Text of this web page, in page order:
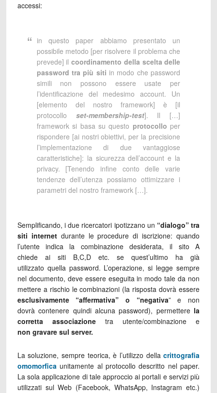
accessi:
in questo paper abbiamo presentato un
possibile metodo [per risolvere il problema che
prevede] ilcoordinamento della scelta delle
password tra più siti in modo che password
simili non possono essere usate per
l’identificazione del medesimo account. Un
[elemento del nostro framework] è [il
protocollo set-membership-test]. Il […]
framework si basa su questo protocollo per
rispondere [ai nostri obiettivi, per la precisione
l’implementazione di due vantaggiose
caratteristiche]: la sicurezza dell’account e la
privacy. [Tenendo infine conto delle varie
tendenze dell’utenza possiamo ottimizzare i
parametri del nostro framework […].
Semplificando, i due ricercatori ipotizzano un “dialogo” tra
siti internetdurante le procedure di iscrizione: quando
l’utente indica la combinazione desiderata, il sito A
chiede ai siti B,C,D etc. se quest’ultimo ha già
utilizzato quella password. L’operazione, si legge sempre
nel documento, deve essere eseguita in modo tale da non
mettere a rischio le combinazioni (la risposta dovrà essere
esclusivamente “affermativa” o “negativa” e non
dovrà contenere quindi alcuna password), permettere la
corretta associazionetra utente/combinazione e
non gravare sul server.
La soluzione, sempre teorica, è l’utilizzo dellacrittografia
omomorfica unitamente al protocollo descritto nel paper.
La sola applicazione di tale approccio ai portali e servizi più
utilizzati sul Web (Facebook, WhatsApp, Instagram etc.)